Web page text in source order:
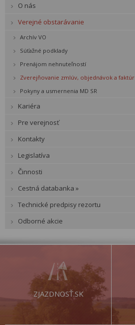
O nás
Verejné obstarávanie
Archív VO
Súťažné podklady
Prenájom nehnuteľností
Zverejňovanie zmlúv, objednávok a faktúr
Pokyny a usmernenia MD SR
Kariéra
Pre verejnosť
Kontakty
Legislatíva
Činnosti
Cestná databanka »
Technické predpisy rezortu
Odborné akcie
ZJAZDNOSŤ.SK